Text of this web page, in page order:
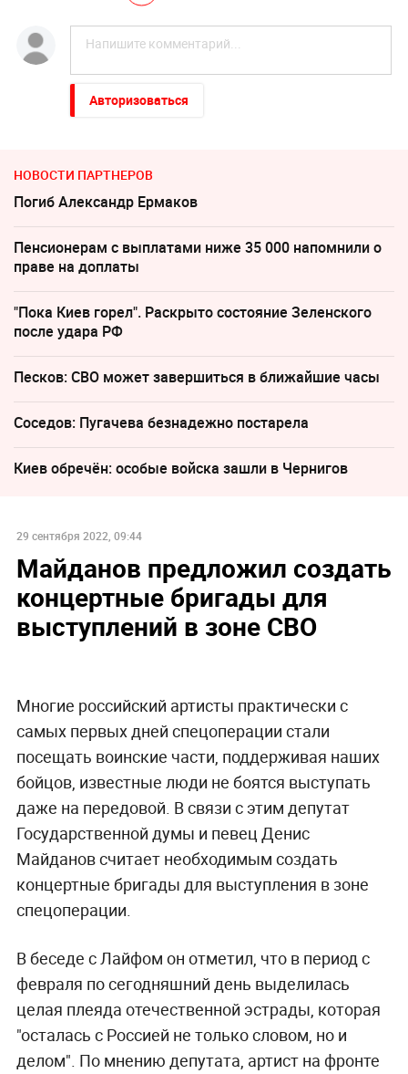
Авторизоваться
НОВОСТИ ПАРТНЕРОВ
Погиб Александр Ермаков
Пенсионерам с выплатами ниже 35 000 напомнили о
праве на доплаты
"Пока Киев горел". Раскрыто состояние Зеленского
после удара РФ
Песков: СВО может завершиться в ближайшие часы
Соседов: Пугачева безнадежно постарела
Киев обречён: особые войска зашли в Чернигов
29 сентября 2022, 09:44
Майданов предложил создать
концертные бригады для
выступлений в зоне СВО
Многие российский артисты практически с
самых первых дней спецоперации стали
посещать воинские части, поддерживая наших
бойцов, известные люди не боятся выступать
даже на передовой. В связи с этим депутат
Государственной думы и певец Денис
Майданов считает необходимым создать
концертные бригады для выступления в зоне
спецоперации.
В беседе с Лайфом он отметил, что в период с
февраля по сегодняшний день выделилась
целая плеяда отечественной эстрады, которая
"осталась с Россией не только словом, но и
делом". По мнению депутата, артист на фронте